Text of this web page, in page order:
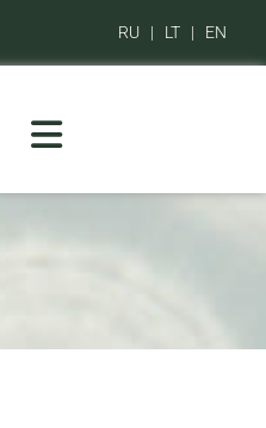
RU | LT| EN